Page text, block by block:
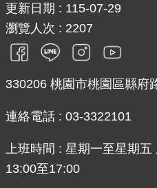
更新日期
115-07-29
瀏覽人次
2207
330206 桃園市桃園區縣府
連絡電話 : 03-3322101
上班時間 : 星期一至星期
13:00至17:00